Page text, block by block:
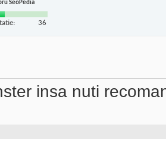
SeoPedia
36
insa nuti